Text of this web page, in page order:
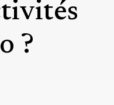
?